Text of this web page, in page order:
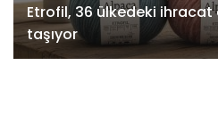
Etrofil, 36 ülkedeki ihracat
taşıyor